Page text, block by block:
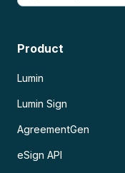
Product
Lumin
Lumin Sign
AgreementGen
eSign API